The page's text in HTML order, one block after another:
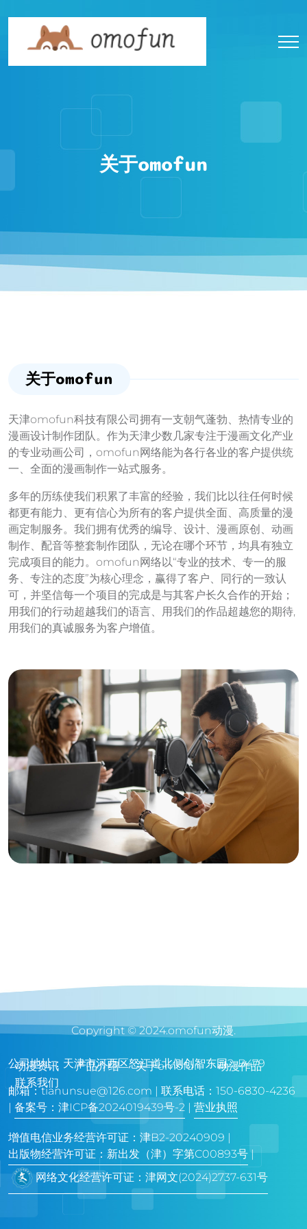
关于omofun
关于omofun
天津omofun科技有限公司拥有一支朝气蓬勃、热情专业的
漫画设计制作团队。作为天津少数几家专注于漫画文化产业
的专业动画公司，omofun网络能为各行各业的客户提供统
一、全面的漫画制作一站式服务。
多年的历练使我们积累了丰富的经验，我们比以往任何时候
都更有能力、更有信心为所有的客户提供全面、高质量的漫
画定制服务。我们拥有优秀的编导、设计、漫画原创、动画
制作、配音等整套制作团队，无论在哪个环节，均具有独立
完成项目的能力。omofun网络以“专业的技术、专一的服
务、专注的态度”为核心理念，赢得了客户、同行的一致认
可，并坚信每一个项目的完成是与其客户长久合作的开始；
用我们的行动超越我们的语言、用我们的作品超越您的期待,
用我们的真诚服务为客户增值。
动漫资讯 产品介绍 关于omofun
动漫作品
联系我们
Copyright © 2024.omofun动漫.
公司地址：天津市河西区怒江道北侧创智东园2-B479
邮箱：tianunsue@126.com | 联系电话：150-6830-4236
| 备案号：津ICP备2024019439号-2 | 营业执照
增值电信业务经营许可证：津B2-20240909 |
出版物经营许可证：新出发（津）字第C00893号|
网络文化经营许可证：津网文(2024)2737-631号